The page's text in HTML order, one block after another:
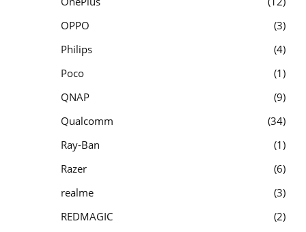
OPPO
3
Philips
4
Poco
1
QNAP
9
Qualcomm
34
Ray-Ban
1
Razer
6
realme
3
REDMAGIC
2